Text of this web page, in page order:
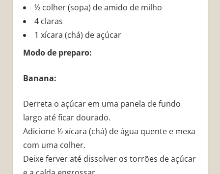
½ colher (sopa) de amido de milho
4 claras
1 xícara (chá) de açúcar
Modo de preparo:
Banana:
Derreta o açúcar em uma panela de fundo
largo até ficar dourado.
Adicione ½ xícara (chá) de água quente e mexa
com uma colher.
Deixe ferver até dissolver os torrões de açúcar